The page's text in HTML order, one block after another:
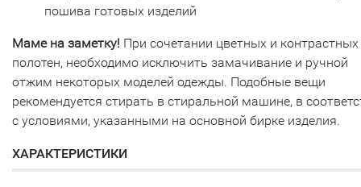
пошива готовых изделий
Маме на заметку! При сочетании цветных и контрастных
полотен, необходимо исключить замачивание и ручной
отжим некоторых моделей одежды. Подобные вещи
рекомендуется стирать в стиральной машине, в
с условиями, указанными на основной бирке изделия.
ХАРАКТЕРИСТИКИ